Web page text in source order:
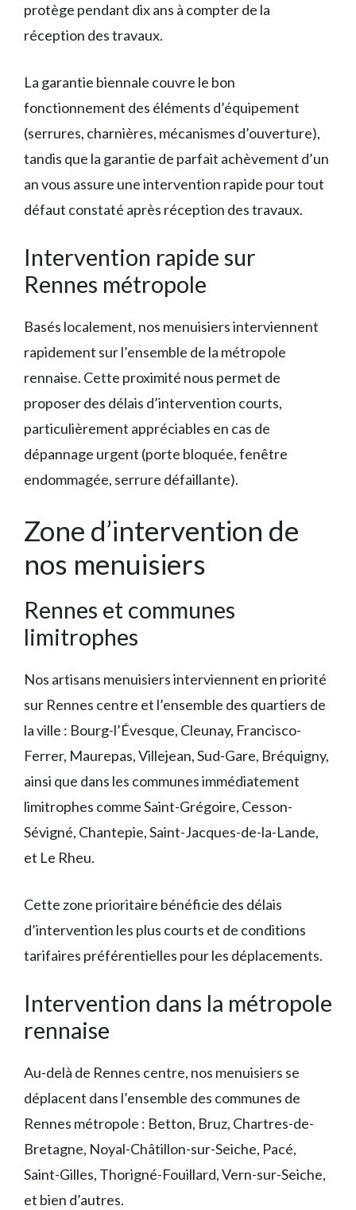
protège pendant dix ans à compter de la
réception des travaux.
La garantie biennale couvre le bon
fonctionnement des éléments d’équipement
(serrures, charnières, mécanismes d’ouverture),
tandis que la garantie de parfait achèvement d’un
an vous assure une intervention rapide pour tout
défaut constaté après réception des travaux.
Intervention rapide sur
Rennes métropole
Basés localement, nos menuisiers interviennent
rapidement sur l’ensemble de la métropole
rennaise. Cette proximité nous permet de
proposer des délais d’intervention courts,
particulièrement appréciables en cas de
dépannage urgent (porte bloquée, fenêtre
endommagée, serrure défaillante).
Zone d’intervention de
nos menuisiers
Rennes et communes
limitrophes
Nos artisans menuisiers interviennent en priorité
sur Rennes centre et l’ensemble des quartiers de
la ville : Bourg-l’Évesque, Cleunay, Francisco-
Ferrer, Maurepas, Villejean, Sud-Gare, Bréquigny,
ainsi que dans les communes immédiatement
limitrophes comme Saint-Grégoire, Cesson-
Sévigné, Chantepie, Saint-Jacques-de-la-Lande,
et Le Rheu.
Cette zone prioritaire bénéficie des délais
d’intervention les plus courts et de conditions
tarifaires préférentielles pour les déplacements.
Intervention dans la métropole
rennaise
Au-delà de Rennes centre, nos menuisiers se
déplacent dans l’ensemble des communes de
Rennes métropole : Betton, Bruz, Chartres-de-
Bretagne, Noyal-Châtillon-sur-Seiche, Pacé,
Saint-Gilles, Thorigné-Fouillard, Vern-sur-Seiche,
et bien d’autres.